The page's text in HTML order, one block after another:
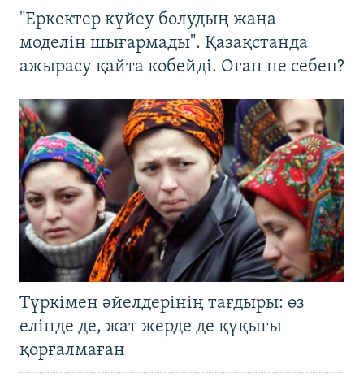
"Еркектер күйеу болудың жаңа
моделін шығармады". Қазақстанда
ажырасу қайта көбейді. Оған не себеп?
Түркімен әйелдерінің тағдыры: өз
елінде де, жат жерде де құқығы
қорғалмаған